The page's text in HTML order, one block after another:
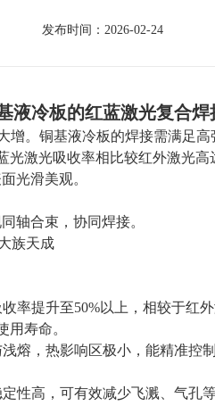
发布时间：2026-02-24
液冷板的红蓝激光复合焊
增。铜基液冷板的焊接需满足
激光吸收率相比较红外激光
光滑美观。
轴合束，协同焊接。
族天成
率提升至50%以上，相较于红
寿命。
熔，热影响区极小，能精准控
性高，可有效减少飞溅、气